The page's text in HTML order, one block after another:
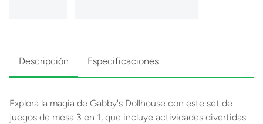
Descripción Especificaciones
Explora la magia de Gabby's Dollhouse con este set de
juegos de mesa 3 en 1, que incluye actividades divertidas